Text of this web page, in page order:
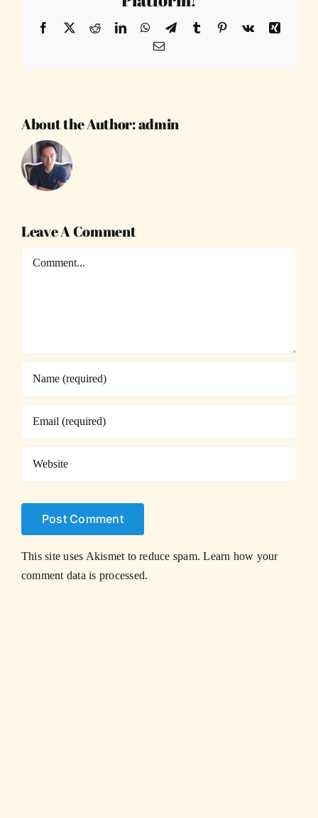
Facebook
X RedditLinkedInWhatsApp
TelegramTumblr Pinterest
Vk
Xing
Email
About the Author:admin
Leave A Comment
Comment
This site uses Akismet to reduce spam.Learn how your
comment data is processed.